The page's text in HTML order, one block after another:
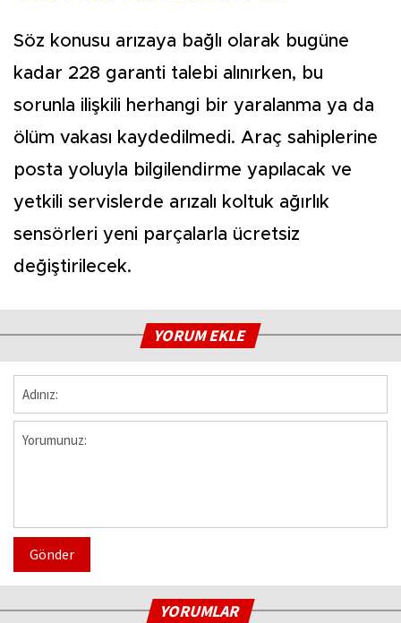
Söz konusu arızaya bağlı olarak bugüne
kadar 228 garanti talebi alınırken, bu
sorunla ilişkili herhangi bir yaralanma ya da
ölüm vakası kaydedilmedi. Araç sahiplerine
posta yoluyla bilgilendirme yapılacak ve
yetkili servislerde arızalı koltuk ağırlık
sensörleri yeni parçalarla ücretsiz
değiştirilecek.
YORUM EKLE
Gönder
YORUMLAR